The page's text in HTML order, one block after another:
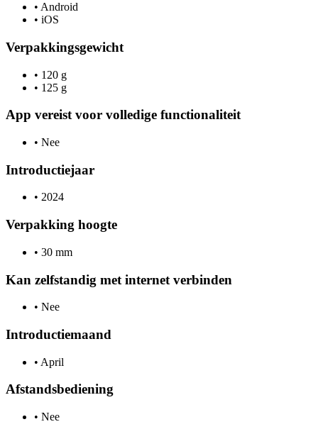
• Android
• iOS
Verpakkingsgewicht
• 120 g
• 125 g
App vereist voor volledige functionaliteit
• Nee
Introductiejaar
• 2024
Verpakking hoogte
• 30 mm
Kan zelfstandig met internet verbinden
• Nee
Introductiemaand
• April
Afstandsbediening
• Nee